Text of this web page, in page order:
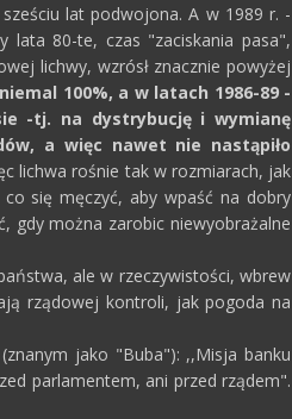
lat podwojona. A w 1989 r. -
lata 80-te, czas "zaciskania pasa",
lichwy, wzrósł znacznie powyżej
100%, a w latach 1986-89 -
-tj. na dystrybucję i wymianę
a więc nawet nie nastąpiło
lichwa rośnie tak w rozmiarach, jak
się męczyć, aby wpaść na dobry
gdy można zarobic niewyobrażalne
ale w rzeczywistości, wbrew
rządowej kontroli, jak pogoda na
jako "Buba"): ,,Misja banku
parlamentem, ani przed rządem".